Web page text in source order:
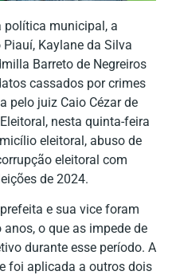
política municipal, a
Kaylane da Silva
Barreto de Negreiros
cassados por crimes
pelo juiz Caio Cézar de
nesta quinta-feira
eleitoral, abuso de
eleitoral com
de 2024.
e sua vice foram
o que as impede de
durante esse período. A
foi aplicada a outros dois